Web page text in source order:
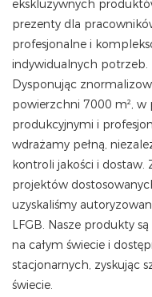
ekskluzywnych
prezenty dla
profesjonalne i
indywidualnych potrzeb.
Dysponując
powierzchni 7000 m²,
produkcyjnymi i
wdrażamy pełną,
kontroli jakości i dostaw.
projektów
uzyskaliśmy
LFGB. Nasze produkty
na całym świecie i
stacjonarnych, zyskując
świecie.